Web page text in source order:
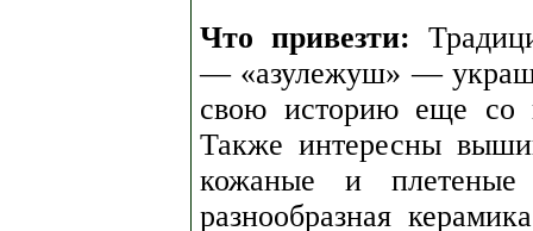
Что привезти:
— «азулежуш» —
свою историю еще со
Также интересны
кожаные и
разнообразная